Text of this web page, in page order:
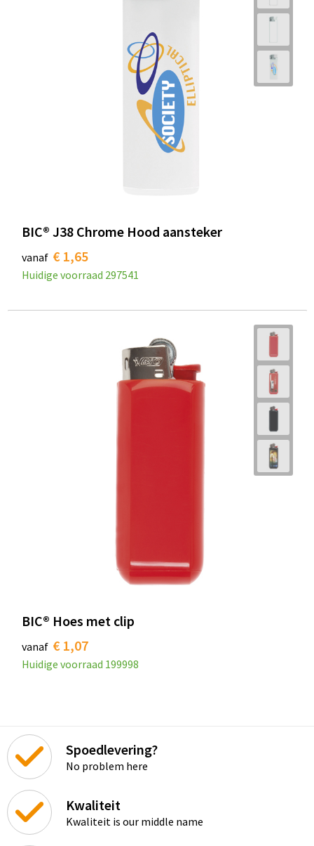
BIC® J38 Chrome Hood aansteker
vanaf € 1,65
Huidige voorraad 297541
BIC® Hoes met clip
vanaf € 1,07
Huidige voorraad 199998
Spoedlevering?
No problem here
Kwaliteit
Kwaliteit is our middle name